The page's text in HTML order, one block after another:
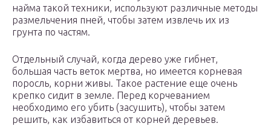
найма такой техники, используют различные методы
размельчения пней, чтобы затем извлечь их из
грунта по частям.
Отдельный случай, когда дерево уже гибнет,
большая часть веток мертва, но имеется корневая
поросль, корни живы. Такое растение еще очень
крепко сидит в земле. Перед корчеванием
необходимо его убить (засушить), чтобы затем
решить, как избавиться от корней деревьев.